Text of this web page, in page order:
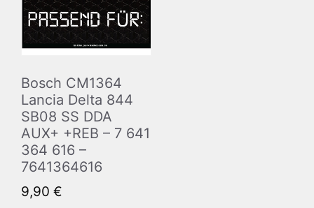
Bosch CM1364
Lancia Delta 844
SB08 SS DDA
AUX+ +REB – 7 641
364 616 –
7641364616
9,90 €